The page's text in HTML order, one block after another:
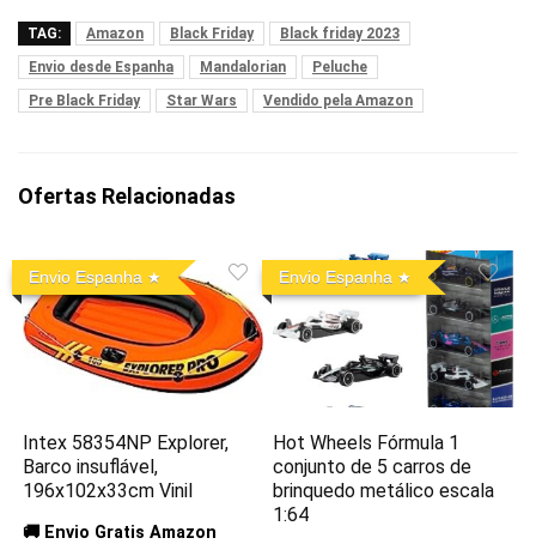
TAG: Amazon Black Friday
Black friday 2023
Envio desde Espanha
Mandalorian
Peluche
Pre Black Friday
Star Wars Vendido pela Amazon
Ofertas Relacionadas
Envio Espanha
Intex 58354NP Explorer,
Barco insuflável,
196x102x33cm Vinil
🚚 Envio Gratis Amazon
Envio Espanha
Hot Wheels Fórmula 1
conjunto de 5 carros de
brinquedo metálico escala
1:64